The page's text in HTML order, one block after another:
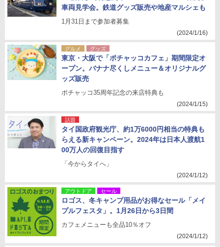
車両見学会。鉄道グッズ販売や地産マルシェも
1月31日まで参加者募集
(2024/1/16)
グルメ グッズ
東京・大阪で「ポチャッコカフェ」期間限定オ
ープン。バナナ尽くしメニュー＆オリジナルグ
ッズ販売
ポチャッコ35周年記念の来店特典も
(2024/1/15)
話題
タイ国政府観光庁、約1万6000円相当の特典も
らえる新キャンペーン。2024年は日本人渡航1
00万人の回復目指す
「今からタイへ」
(2024/1/12)
アウトドア セール
ロゴス、冬キャンプ用品がお得なセール「メイ
プルフェスタ」。1月26日から3日間
カフェメニューも全品10％オフ
(2024/1/12)